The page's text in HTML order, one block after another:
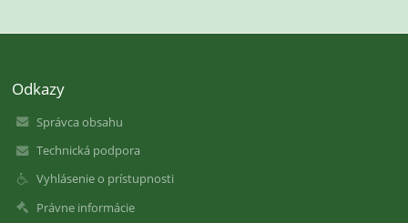
Odkazy
Správca obsahu
Technická podpora
Vyhlásenie o prístupnosti
Právne informácie